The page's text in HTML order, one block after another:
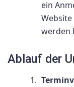
ein
werden
Ablauf der